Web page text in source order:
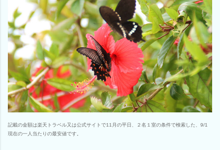
記載の金額は楽天トラベル又は公式サイトで11月の平日、２名１室の条件で検索した、9/1
現在の一人当たりの最安値です。